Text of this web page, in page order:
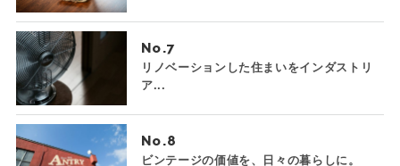
No.
リノベーションした住まいをインダストリ
ア...
No.
ビンテージの価値を、日々の暮らしに。